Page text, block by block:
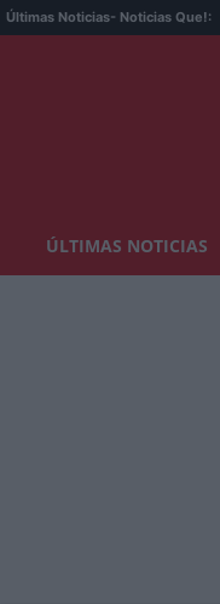
Últimas Noticias- Noticias Que!:
ÚLTIMAS NOTICIAS